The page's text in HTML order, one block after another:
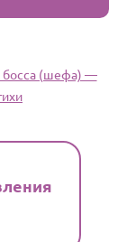
босса (шефа) —